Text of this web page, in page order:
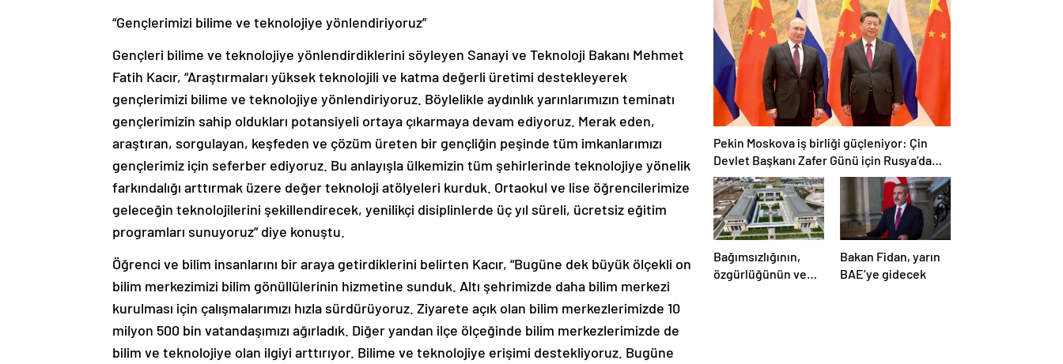
“Gençlerimizi bilime ve teknolojiye yönlendiriyoruz”
Gençleri bilime ve teknolojiye yönlendirdiklerini söyleyen Sanayi ve Teknoloji Bakanı Mehmet
Fatih Kacır, “Araştırmaları yüksek teknolojili ve katma değerli üretimi destekleyerek
gençlerimizi bilime ve teknolojiye yönlendiriyoruz. Böylelikle aydınlık yarınlarımızın teminatı
gençlerimizin sahip oldukları potansiyeli ortaya çıkarmaya devam ediyoruz. Merak eden,
araştıran, sorgulayan, keşfeden ve çözüm üreten bir gençliğin peşinde tüm imkanlarımızı
gençlerimiz için seferber ediyoruz. Bu anlayışla ülkemizin tüm şehirlerinde teknolojiye yönelik
farkındalığı arttırmak üzere değer teknoloji atölyeleri kurduk. Ortaokul ve lise öğrencilerimize
geleceğin teknolojilerini şekillendirecek, yenilikçi disiplinlerde üç yıl süreli, ücretsiz eğitim
programları sunuyoruz” diye konuştu.
Öğrenci ve bilim insanlarını bir araya getirdiklerini belirten Kacır, “Bugüne dek büyük ölçekli on
bilim merkezimizi bilim gönüllülerinin hizmetine sunduk. Altı şehrimizde daha bilim merkezi
kurulması için çalışmalarımızı hızla sürdürüyoruz. Ziyarete açık olan bilim merkezlerimizde 10
milyon 500 bin vatandaşımızı ağırladık. Diğer yandan ilçe ölçeğinde bilim merkezlerimizde de
bilim ve teknolojiye olan ilgiyi arttırıyor. Bilime ve teknolojiye erişimi destekliyoruz. Bugüne
Pekin Moskova iş birliği güçleniyor: Çin
Devlet Başkanı Zafer Günü için Rusya’da
olacak
Bağımsızlığının,
özgürlüğünün ve
Bakan Fidan, yarın
BAE’ye gidecek